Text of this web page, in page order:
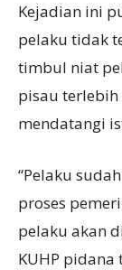
Kejadian ini
pelaku tidak
timbul niat
pisau
mendatangi
“Pelaku
proses
pelaku akan
KUHP pidana